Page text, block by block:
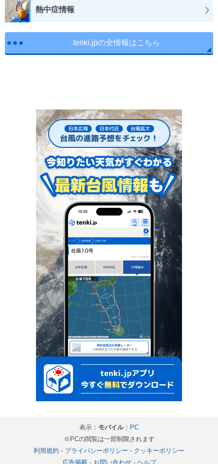
熱中症情報
tenki.jpの全情報はこちら
表示： モバイル｜
PC
※PCの閲覧は一部制限されます
利用規約 - プライバシーポリシー - クッキーポリシー
広告掲載- お問い合わせ- ヘルプ